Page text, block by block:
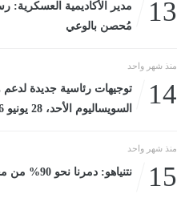
13
مدير الأكاديمية العسكرية:
مُحصن بالوعي
منذ شهر واحد
14
توجيهات رئاسية جديدة لدعم
السويساليوم الأحد، 28 يونيو 2026 01:52 مـ
منذ شهر واحد
15 نتنياهو: دمرنا نحو 90% من مخزون حزب الله الصاروخى